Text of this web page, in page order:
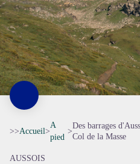
>>Accueil>
A
pied
>
Des barrages
Col de la Masse
AUSSOIS